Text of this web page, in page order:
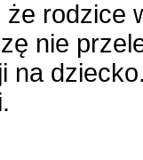
rodzice
nie
na